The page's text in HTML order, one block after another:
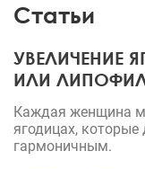
Статьи
УВЕЛИЧЕНИЕ
ИЛИ
Каждая женщина
ягодицах,
гармоничным.